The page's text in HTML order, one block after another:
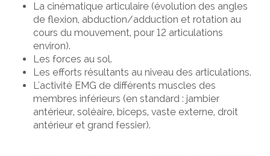
La cinématique articulaire (évolution des angles
de flexion, abduction/adduction et rotation au
cours du mouvement, pour 12 articulations
environ).
Les forces au sol.
Les efforts résultants au niveau des articulations.
L'activité EMG de différents muscles des
membres inférieurs (en standard : jambier
antérieur, soléaire, biceps, vaste externe, droit
antérieur et grand fessier).